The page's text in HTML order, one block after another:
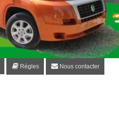
Règles Nous contacter